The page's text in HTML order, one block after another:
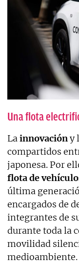
Una flota
Lainnovacióny
compartidos
japonesa. Por
flota de
última
encargados de
integrantes de
durante toda la
movilidad
medioambiente.